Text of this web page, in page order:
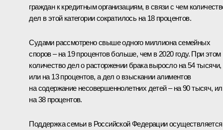
граждан к кредитным организациям, в связи с чем
дел в этой категории сократилось на 18 процентов.
Судами рассмотрено свыше одного миллиона семейных
споров – на 19 процентов больше, чем в 2020 году. При этом
количество дел о расторжении брака выросло на 54 тысячи,
или на 13 процентов, а дел о взыскании алиментов
на содержание несовершеннолетних детей – на 90 тысяч,
на 38 процентов.
Поддержка семьи в Российской Федерации осуществляется